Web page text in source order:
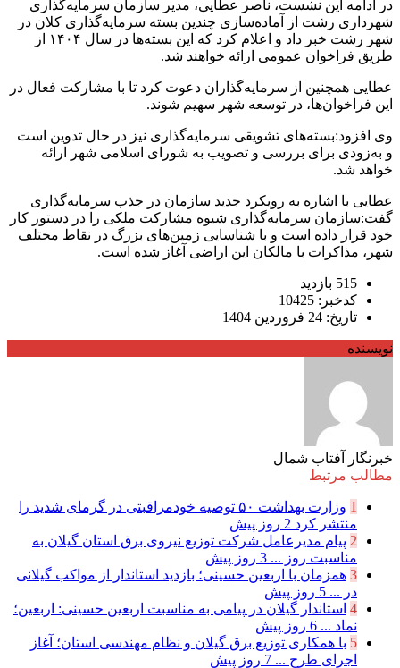
در ادامه این نشست، ناصر عطایی، مدیر سازمان سرمایه‌گذاری
شهرداری رشت از آماده‌سازی چندین بسته سرمایه‌گذاری کلان در
شهر رشت خبر داد و اعلام کرد که این بسته‌ها در سال ۱۴۰۴ از
طریق فراخوان عمومی ارائه خواهند شد.
عطایی همچنین از سرمایه‌گذاران دعوت کرد تا با مشارکت فعال در
این فراخوان‌ها، در توسعه شهر سهیم شوند.
وی افزود:بسته‌های تشویقی سرمایه‌گذاری نیز در حال تدوین است
و به‌زودی برای بررسی و تصویب به شورای اسلامی شهر ارائه
خواهد شد.
عطایی با اشاره به رویکرد جدید سازمان در جذب سرمایه‌گذاری
گفت:سازمان سرمایه‌گذاری شیوه مشارکت ملکی را در دستور کار
خود قرار داده است و با شناسایی زمین‌های بزرگ در نقاط مختلف
شهر، مذاکرات با مالکان این اراضی آغاز شده است.
515 بازدید
کدخبر: 10425
تاریخ: 24 فروردین 1404
نویسنده
خبرنگار آفتاب شمال
مطالب مرتبط
1
وزارت بهداشت ۵۰ توصیه خودمراقبتی در گرمای شدید را
منتشر کرد 2 روز پیش
2 پیام مدیرعامل شركت توزیع نیروی برق استان گیلان به
مناسبت روز ... 3 روز پیش
3 همزمان با اربعین حسینی؛ بازدید استاندار از مواکب گیلانی
در ... 5 روز پیش
4 استاندار گیلان در پیامی به مناسبت اربعین حسینی: اربعین؛
نماد ... 6 روز پیش
5 با همکاری توزیع برق گیلان و نظام مهندسی استان؛ آغاز
اجرای طرح ... 7 روز پیش